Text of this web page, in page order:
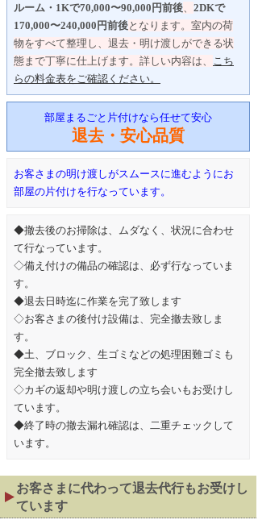
ルーム・1Kで70,000〜90,000円前後
2DKで
170,000〜240,000円前後となります。 室内の荷
物をすべて整理し、退去・明け渡しができる状
態まで丁寧に仕上げます。詳しい内容は、
こち
らの料金表をご確認ください。
部屋まるごと片付けなら任せて安心
退去・安心品質
お客さまの明け渡しがスムースに進むようにお
部屋の片付けを行なっています。
◆撤去後のお掃除は、ムダなく、状況に合わせ
て行なっています。
◇備え付けの備品の確認は、必ず行なっていま
す。
◆退去日時迄に作業を完了致します
◇お客さまの後付け設備は、完全撤去致しま
す。
◆土、ブロック、生ゴミなどの処理困難ゴミも
完全撤去致します
◇カギの返却や明け渡しの立ち会いもお受けし
ています。
◆終了時の撤去漏れ確認は、二重チェックして
います。
お客さまに代わって退去代行もお受けし
ています